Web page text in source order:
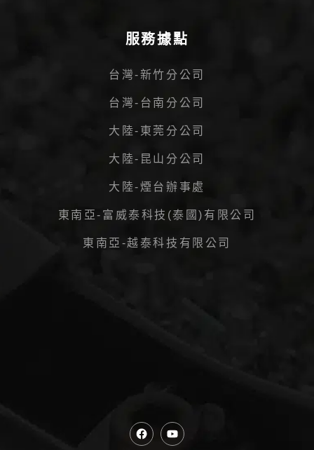
服務據點
台灣-新竹分公司
台灣-台南分公司
大陸-東莞分公司
大陸-昆山分公司
大陸-煙台辦事處
東南亞-富威泰科技(泰國)有限公司
東南亞-越泰科技有限公司